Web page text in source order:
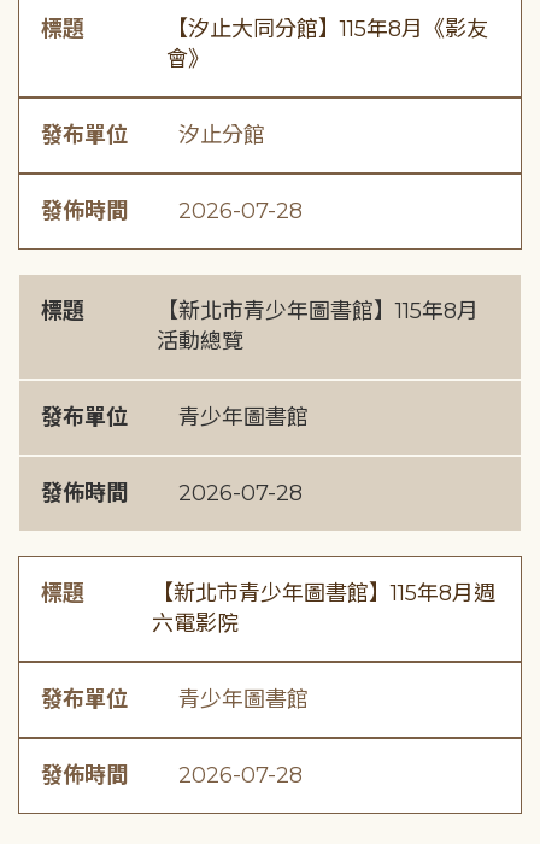
標題
【汐止大同分館】115年8月《影友
會》
發布單位 汐止分館
發佈時間 2026-07-28
標題
【新北市青少年圖書館】115年8月
活動總覽
發布單位 青少年圖書館
發佈時間 2026-07-28
標題
【新北市青少年圖書館】115年8月週
六電影院
發布單位 青少年圖書館
發佈時間 2026-07-28